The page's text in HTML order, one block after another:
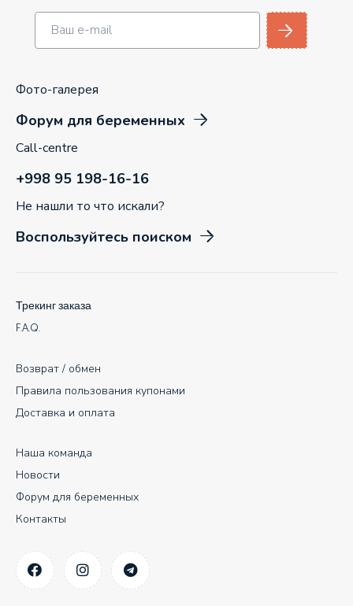
Фото-галерея
Форум для беременных
Call-centre
+998 95 198-16-16
Не нашли то что искали?
Воспользуйтесь поиском
Наша команда
Новости
Форум для беременных
Контакты
Возврат / обмен
Правила пользования купонами
Доставка и оплата
Трекинг заказа
F.A.Q.